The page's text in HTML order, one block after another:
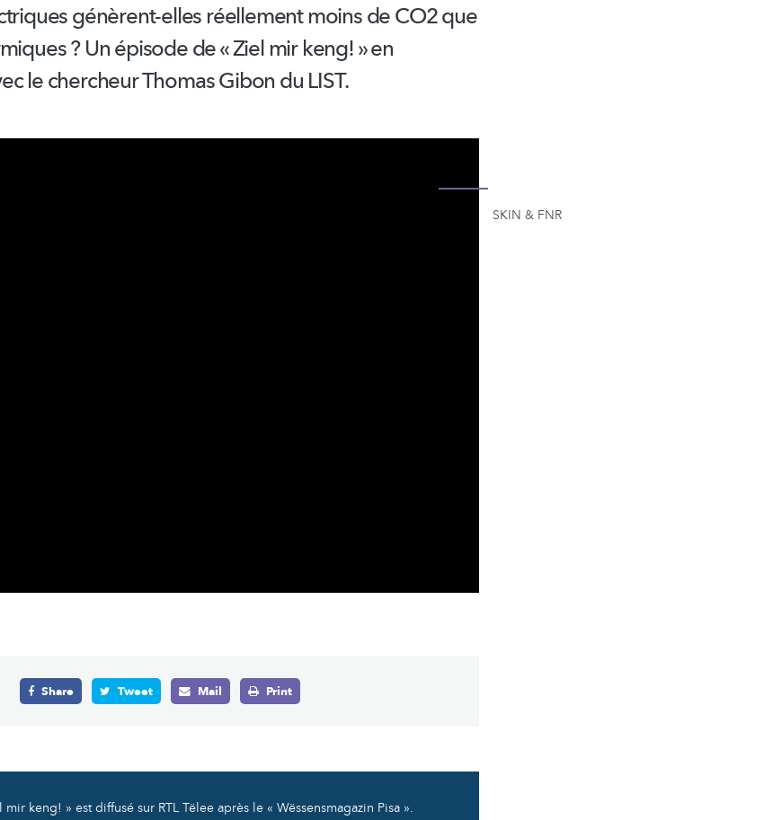
génèrent-elles réellement moins de CO2 que
? Un épisode de « Ziel mir keng! » en
le chercheur Thomas Gibon du LIST.
SKIN & FNR
Share Tweet Mail Print
mir keng! » est diffusé sur RTL Tëlee après le « Wëssensmagazin Pisa ».